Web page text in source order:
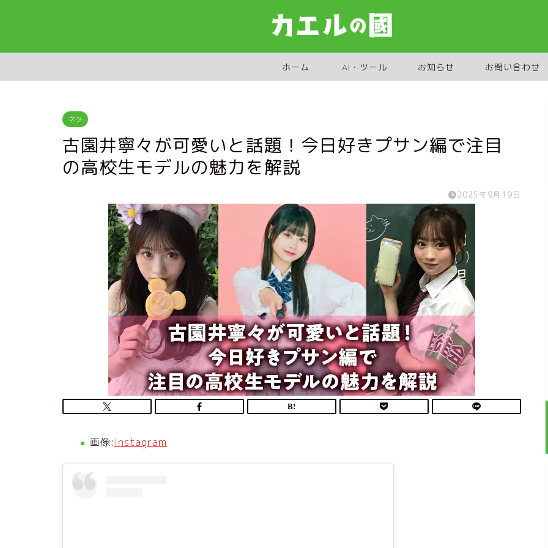
ホーム AI・ツール お知らせ お問い合わせ
ネタ
古園井寧々が可愛いと話題！今日好きプサン編で注目
の高校生モデルの魅力を解説
2025年9月19日
画像: Instagram